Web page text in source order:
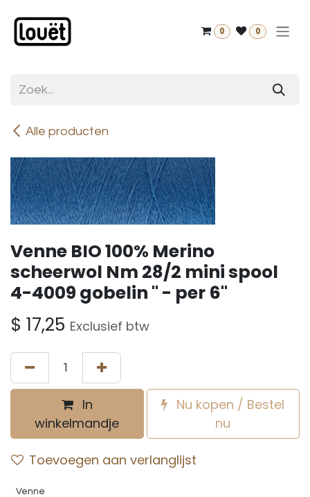
0 0
Alle producten
Venne BIO 100% Merino
scheerwol Nm 28/2 mini spool
4-4009 gobelin " - per 6"
$ 17,25 Exclusief btw
In
winkelmandje
Nu kopen / Bestel
nu
Toevoegen aan verlanglijst
Venne